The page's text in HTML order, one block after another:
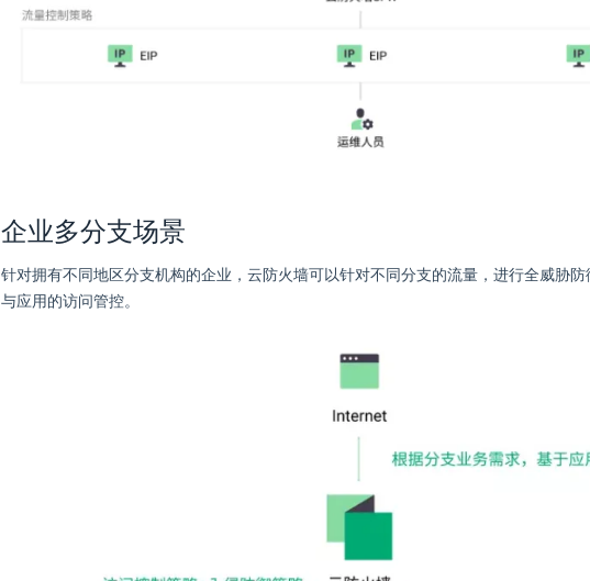
企业多分支场景
针对拥有不同地区分支机构的企业，云防火墙可以针对不同分支的流量，进行全威胁防
与应用的访问管控。